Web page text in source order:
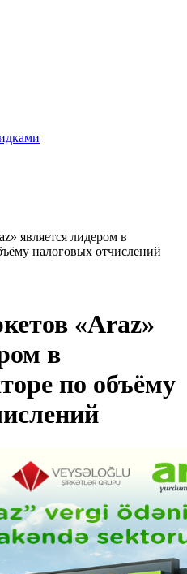
является лидером в
налоговых отчислений
«Araz»
в
по объёму